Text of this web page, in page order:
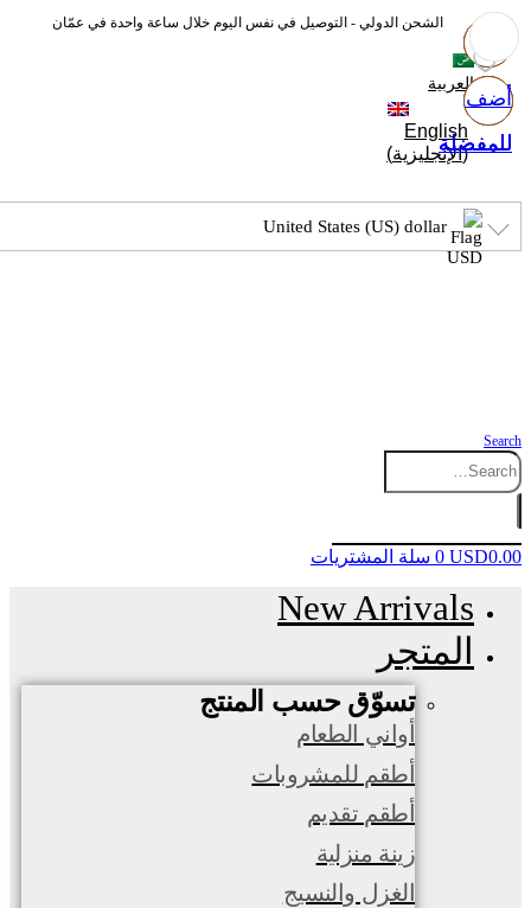
الشحن الدولي - التوصيل في نفس اليوم خلال ساعة واحدة في عمّان
العربية
English
(الإنجليزية)
United States (US) dollar
Search
USD0.00
0 سلة المشتريات
New Arrivals
المتجر
تسوّق حسب المنتج
أواني الطعام
أطقم للمشروبات
أطقم تقديم
زينة منزلية
الغزل والنسيج
أضف
للمفضلة
أضف
للمفضلة
أضف
للمفضلة
أضف
للمفضلة